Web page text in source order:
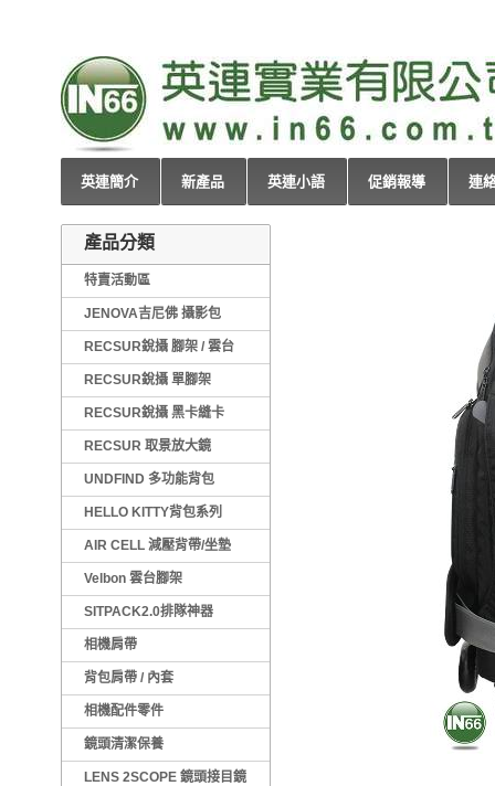
英連簡介 新產品 英連小語 促銷報導 連
產品分類
特賣活動區
JENOVA吉尼佛 攝影包
RECSUR銳攝 腳架 / 雲台
RECSUR銳攝 單腳架
RECSUR銳攝 黑卡縫卡
RECSUR 取景放大鏡
UNDFIND 多功能背包
HELLO KITTY背包系列
AIR CELL 減壓背帶/坐墊
Velbon 雲台腳架
SITPACK2.0排隊神器
相機肩帶
背包肩帶 / 內套
相機配件零件
鏡頭清潔保養
LENS 2SCOPE 鏡頭接目鏡